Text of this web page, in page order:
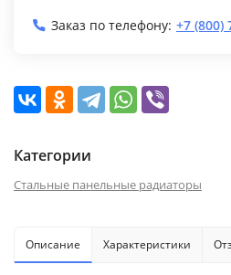
Заказ по телефону: +7 (800)
Категории
Стальные панельные радиаторы
Описание Характеристики